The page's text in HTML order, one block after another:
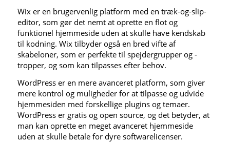
Wix er en brugervenlig platform med en træk-og-slip-
editor, som gør det nemt at oprette en flot og
funktionel hjemmeside uden at skulle have kendskab
til kodning. Wix tilbyder også en bred vifte af
skabeloner, som er perfekte til spejdergrupper og -
tropper, og som kan tilpasses efter behov.
WordPress er en mere avanceret platform, som giver
mere kontrol og muligheder for at tilpasse og udvide
hjemmesiden med forskellige plugins og temaer.
WordPress er gratis og open source, og det betyder, at
man kan oprette en meget avanceret hjemmeside
uden at skulle betale for dyre softwarelicenser.